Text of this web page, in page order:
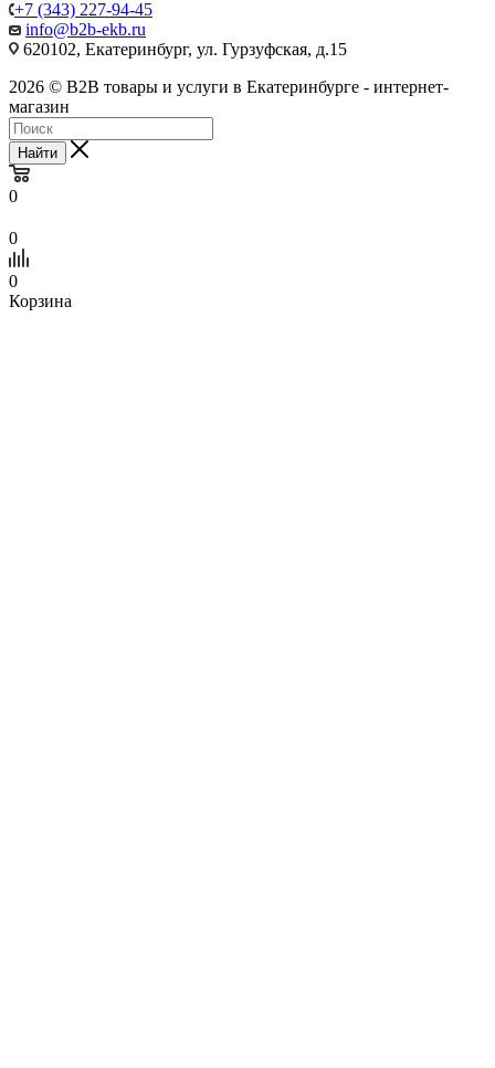
+7 (343) 227-94-45
info@b2b-ekb.ru
620102, Екатеринбург, ул. Гурзуфская, д.15
2026 © B2B товары и услуги в Екатеринбурге - интернет-
магазин
Найти
0
0
0
Корзина